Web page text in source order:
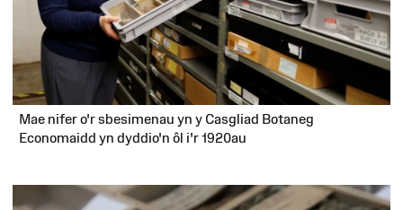
Mae nifer o'r sbesimenau yn y Casgliad Botaneg
Economaidd yn dyddio'n ôl i'r 1920au